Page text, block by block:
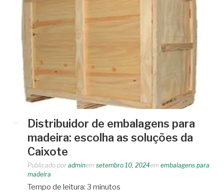
Distribuidor de embalagens para
madeira: escolha as soluções da
Caixote
Publicado por adminem setembro 10, 2024em embalagens para
madeira
Tempo de leitura: 3 minutos